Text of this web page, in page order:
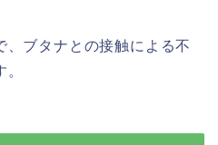
、ブタナとの接触による不